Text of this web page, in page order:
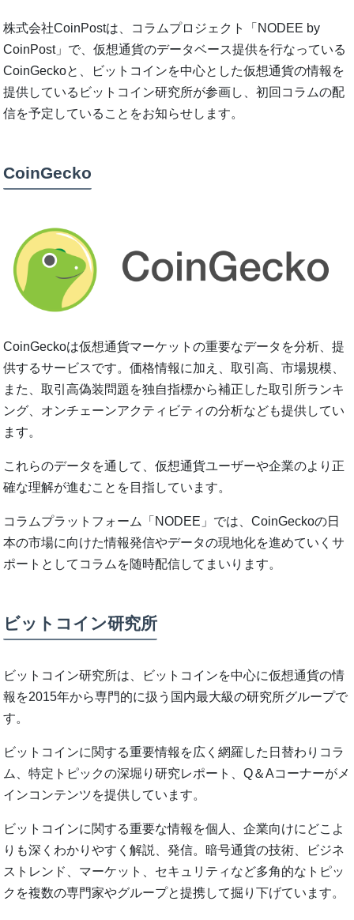
株式会社CoinPostは、コラムプロジェクト「NODEE by
CoinPost」で、仮想通貨のデータベース提供を行なっている
CoinGeckoと、ビットコインを中心とした仮想通貨の情報を
提供しているビットコイン研究所が参画し、初回コラムの配
信を予定していることをお知らせします。
CoinGecko
CoinGeckoは仮想通貨マーケットの重要なデータを分析、提
供するサービスです。価格情報に加え、取引高、市場規模、
また、取引高偽装問題を独自指標から補正した取引所ランキ
ング、オンチェーンアクティビティの分析なども提供してい
ます。
これらのデータを通して、仮想通貨ユーザーや企業のより正
確な理解が進むことを目指しています。
コラムプラットフォーム「NODEE」では、CoinGeckoの日
本の市場に向けた情報発信やデータの現地化を進めていくサ
ポートとしてコラムを随時配信してまいります。
ビットコイン研究所
ビットコイン研究所は、ビットコインを中心に仮想通貨の情
報を2015年から専門的に扱う国内最大級の研究所グループで
す。
ビットコインに関する重要情報を広く網羅した日替わりコラ
ム、特定トピックの深堀り研究レポート、Q＆Aコーナーがメ
インコンテンツを提供しています。
ビットコインに関する重要な情報を個人、企業向けにどこよ
りも深くわかりやすく解説、発信。暗号通貨の技術、ビジネ
ストレンド、マーケット、セキュリティなど多角的なトピッ
クを複数の専門家やグループと提携して掘り下げています。